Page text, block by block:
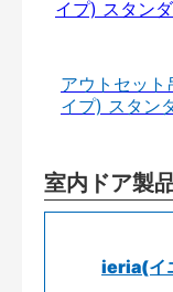
アウトセット
イプ) スタン
室内ドア製
ieria(イ